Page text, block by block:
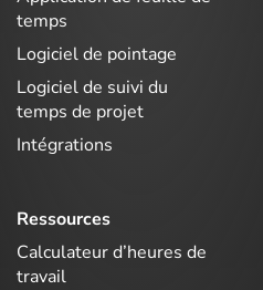
temps
Logiciel de pointage
Logiciel de suivi du
temps de projet
Intégrations
Ressources
Calculateur d’heures de
travail